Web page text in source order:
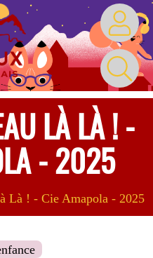
LÀ LÀ ! -
- 2025
Là ! - Cie Amapola - 2025